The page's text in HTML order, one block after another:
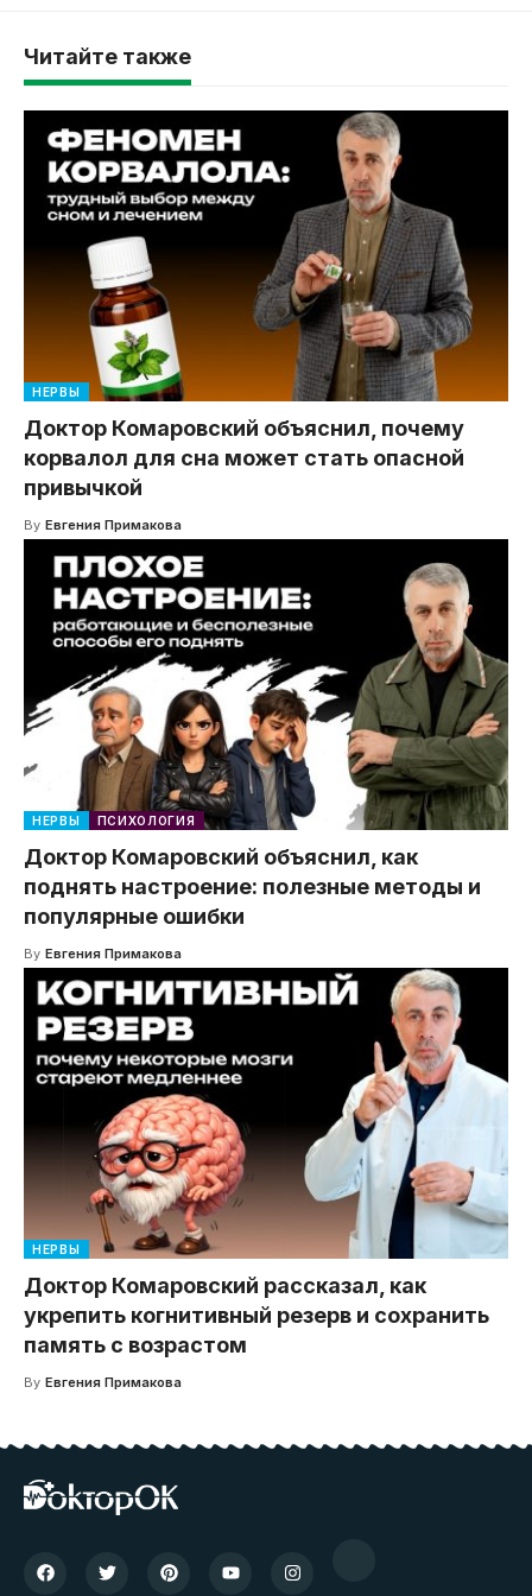
Читайте также
НЕРВЫ
Доктор Комаровский объяснил, почему
корвалол для сна может стать опасной
привычкой
By Евгения Примакова
НЕРВЫ ПСИХОЛОГИЯ
Доктор Комаровский объяснил, как
поднять настроение: полезные методы и
популярные ошибки
By Евгения Примакова
НЕРВЫ
Доктор Комаровский рассказал, как
укрепить когнитивный резерв и сохранить
память с возрастом
By Евгения Примакова